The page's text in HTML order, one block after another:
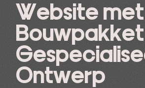
Website
Ontwerp